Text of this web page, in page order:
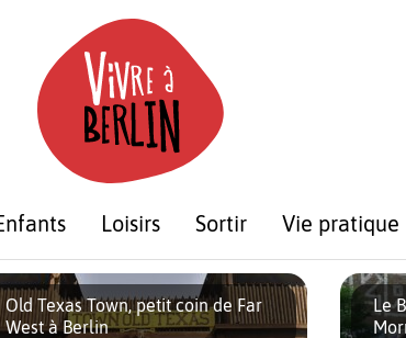
Loisirs Sortir Vie pratique
Old Texas Town, petit coin de Far
West à Berlin
Le